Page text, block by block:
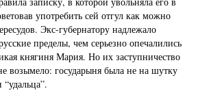
употребить сей отгул как можно
Экс-губернатору надлежало
пределы, чем серьезно опечалились
княгиня Мария. Но их заступничество
возымело: государыня была не на шутку